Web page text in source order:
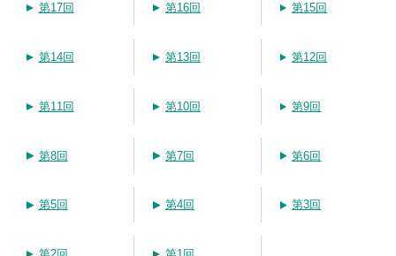
第17回 第16回 第15回
第14回 第13回 第12回
第11回 第10回 第9回
第8回 第7回 第6回
第5回 第4回 第3回